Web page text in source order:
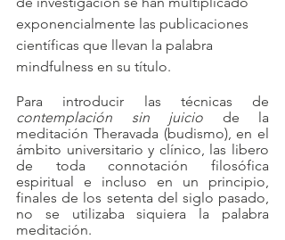
exponencialmente las publicaciones
científicas que llevan la palabra
mindfulness en su título.
contemplación sin juicio de la
meditación Theravada (budismo), en el
ámbito universitario y clínico, las libero
de toda connotación filosófica
espiritual e incluso en un principio,
finales de los setenta del siglo pasado,
no se utilizaba siquiera la palabra
meditación.